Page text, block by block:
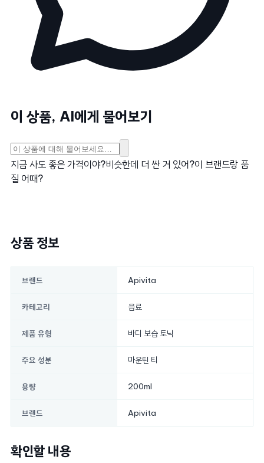
이 상품, AI에게 물어보기
지금 사도 좋은 가격이야?비슷한데 더 싼 거 있어?이 브랜드랑 품
질 어때?
상품 정보
브랜드 Apivita
카테고리 음료
제품 유형 바디 보습 토닉
주요 성분 마운틴 티
용량 200ml
브랜드 Apivita
확인할 내용